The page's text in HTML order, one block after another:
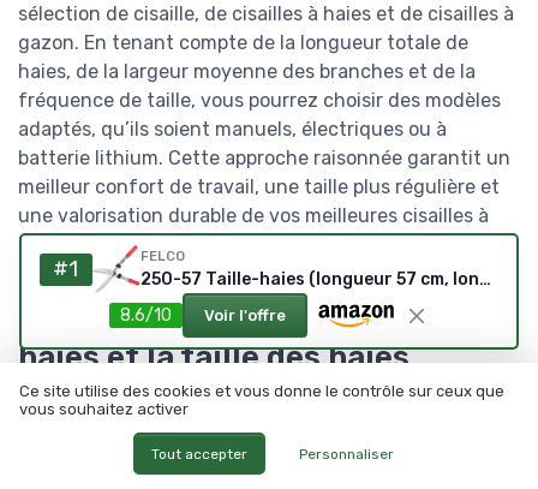
sélection de cisaille, de cisailles à haies et de cisailles à
gazon. En tenant compte de la longueur totale de
haies, de la largeur moyenne des branches et de la
fréquence de taille, vous pourrez choisir des modèles
adaptés, qu’ils soient manuels, électriques ou à
batterie lithium. Cette approche raisonnée garantit un
meilleur confort de travail, une taille plus régulière et
une valorisation durable de vos meilleures cisailles à
haies.
Chiffres clés sur les cisailles à
haies et la taille des haies
Selon plusieurs enquêtes de consommation en
jardinage, plus de 60 % des particuliers qui
possèdent une haie utilisent au moins une cisaille
#1 FELCO
250-57 Taille-haies (longueur 57 cm, longueur de la lame 25 cm, poignées en aluminium en I, lames avec revêtement en chrome, sécateur, grandes lames, vis de graisse)
8.6/10
Voir l'offre
Ce site utilise des cookies et vous donne le contrôle sur ceux que
vous souhaitez activer
Tout accepter Personnaliser